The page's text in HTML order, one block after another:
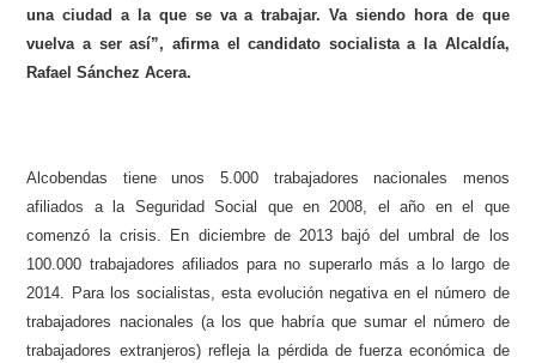
una ciudad a la que se va a trabajar. Va siendo hora de que
vuelva a ser así”, afirma el candidato socialista a la Alcaldía,
Rafael Sánchez Acera.
Alcobendas tiene unos 5.000 trabajadores nacionales menos
afiliados a la Seguridad Social que en 2008, el año en el que
comenzó la crisis. En diciembre de 2013 bajó del umbral de los
100.000 trabajadores afiliados para no superarlo más a lo largo de
2014. Para los socialistas, esta evolución negativa en el número de
trabajadores nacionales (a los que habría que sumar el número de
trabajadores extranjeros) refleja la pérdida de fuerza económica de